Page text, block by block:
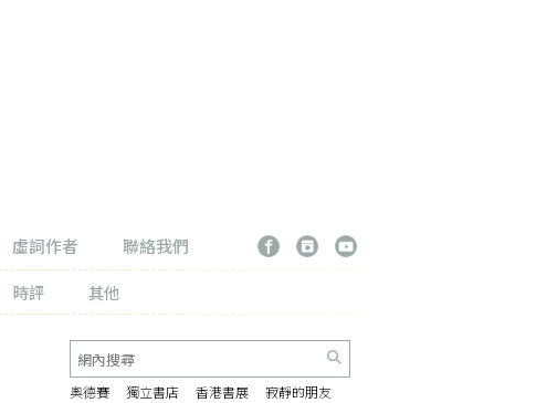
虛詞作者
聯絡我們
時評 其他
奧德賽 獨立書店 香港書展 寂靜的朋友